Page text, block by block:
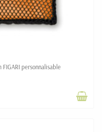
personnalisable